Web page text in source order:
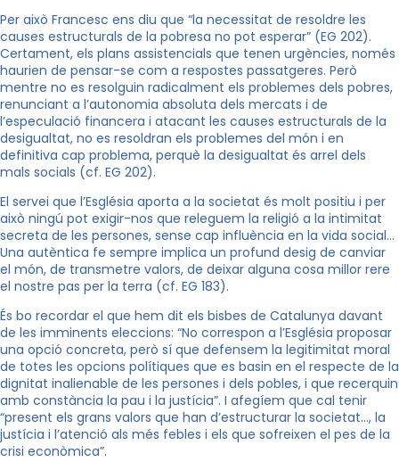
Per això Francesc ens diu que “la necessitat de resoldre les
causes estructurals de la pobresa no pot esperar” (EG 202).
Certament, els plans assistencials que tenen urgències, només
haurien de pensar-se com a respostes passatgeres. Però
mentre no es resolguin radicalment els problemes dels pobres,
renunciant a l’autonomia absoluta dels mercats i de
l’especulació financera i atacant les causes estructurals de la
desigualtat, no es resoldran els problemes del món i en
definitiva cap problema, perquè la desigualtat és arrel dels
mals socials (cf. EG 202).
El servei que l’Església aporta a la societat és molt positiu i per
això ningú pot exigir-nos que releguem la religió a la intimitat
secreta de les persones, sense cap influència en la vida social…
Una autèntica fe sempre implica un profund desig de canviar
el món, de transmetre valors, de deixar alguna cosa millor rere
el nostre pas per la terra (cf. EG 183).
És bo recordar el que hem dit els bisbes de Catalunya davant
de les imminents eleccions: “No correspon a l’Església proposar
una opció concreta, però sí que defensem la legitimitat moral
de totes les opcions polítiques que es basin en el respecte de la
dignitat inalienable de les persones i dels pobles, i que recerquin
amb constància la pau i la justícia”. I afegíem que cal tenir
“present els grans valors que han d’estructurar la societat…, la
justícia i l’atenció als més febles i els que sofreixen el pes de la
crisi econòmica”.